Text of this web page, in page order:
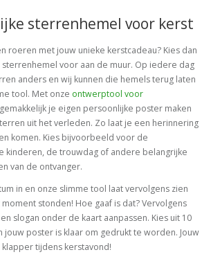
sterrenhemel voor kerst
roeren met jouw unieke kerstcadeau? Kies dan
voor aan de muur. Op iedere dag
anders en wij kunnen die hemels terug laten
tool. Met onze ontwerptool voor
je eigen persoonlijke poster maken
uit het verleden. Zo laat je een herinnering
komen. Kies bijvoorbeeld voor de
kinderen, de trouwdag of andere belangrijke
van de ontvanger.
in en onze slimme tool laat vervolgens zien
stonden! Hoe gaaf is dat? Vervolgens
slogan onder de kaart aanpassen. Kies uit 10
jouw poster is klaar om gedrukt te worden. Jouw
tijdens kerstavond!